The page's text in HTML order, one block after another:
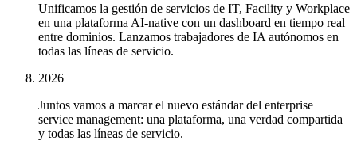
Unificamos la gestión de servicios de IT, Facility y Workplace
en una plataforma AI-native con un dashboard en tiempo real
entre dominios. Lanzamos trabajadores de IA autónomos en
todas las líneas de servicio.
2026
Juntos vamos a marcar el nuevo estándar del enterprise
service management: una plataforma, una verdad compartida
y todas las líneas de servicio.